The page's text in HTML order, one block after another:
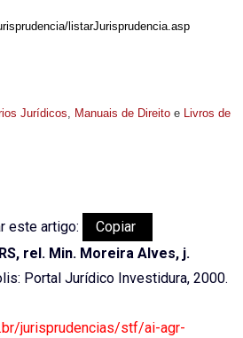
listarJurisprudencia.asp
Jurídicos, Manuais de Direito e Livros de
este artigo:
Copiar
rel. Min. Moreira Alves, j.
Portal Jurídico Investidura, 2000.
jurisprudencias/stf/ai-agr-